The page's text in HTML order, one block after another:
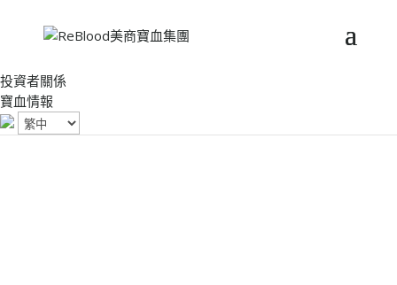
投資者關係
寶血情報